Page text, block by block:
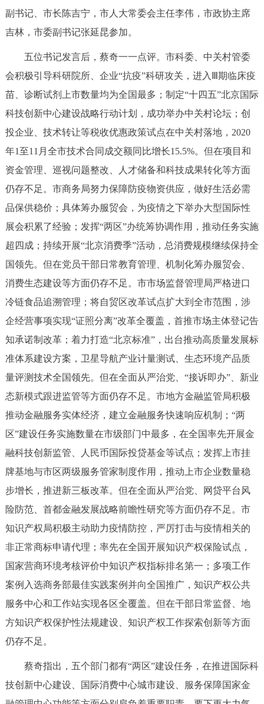
中介服务 阳光政务
12345网上接诉即办 我要咨询 我要建议
参与调查 在线访谈 图说互动
北京概况 十六区概览 人文北京
绿色北京 图说北京 视频北京
多语种
ENGLISH 한국어 日本語
DEUTSCH FRANÇAIS РУССКИЙ ЯЗЫК
ESPAÑOL العربية PORTUGUÊS
ITALIANO
回到顶部
副书记、市长陈吉宁，市人大常委会主任李伟，市政协主席
吉林，市委副书记张延昆参加。
五位书记发言后，蔡奇一一点评。市科委、中关村管委
会积极引导科研院所、企业“抗疫”科研攻关，进入Ⅲ期临床疫
苗、诊断试剂上市数量均为全国最多；制定“十四五”北京国际
科技创新中心建设战略行动计划，成功举办中关村论坛；创
投企业、技术转让等税收优惠政策试点在中关村落地，2020
年1至11月全市技术合同成交额同比增长15.5%。但在项目和
资金管理、巡视问题整改、人才储备和科技成果转化等方面
仍存不足。市商务局努力保障防疫物资供应，做好生活必需
品保供稳价；具体筹办服贸会，为疫情之下举办大型国际性
展会积累了经验；发挥“两区”办统筹协调作用，推动任务实施
超四成；持续开展“北京消费季”活动，总消费规模继续保持全
国领先。但在党员干部日常教育管理、机制化筹办服贸会、
消费生态建设等方面仍存不足。市市场监督管理局严格进口
冷链食品追溯管理；将自贸区改革试点扩大到全市范围，涉
企经营事项实现“证照分离”改革全覆盖，首推市场主体登记告
知承诺制改革；着力打造“北京标准”，出台推动高质量发展标
准体系建设方案，卫星导航产业计量测试、生态环境产品质
量评测技术全国领先。但在全面从严治党、“接诉即办”、新业
态新模式跟进监管等方面仍存不足。市地方金融监管局积极
推动金融服务实体经济，建立金融服务快速响应机制；“两
区”建设任务实施数量在市级部门中最多，在全国率先开展金
融科技创新监管、人民币国际投贷基金等试点；发挥上市挂
牌基地与市区两级服务管家制度作用，推动上市企业数量稳
步增长，推进新三板改革。但在全面从严治党、网贷平台风
险防范、首都金融发展战略前瞻性研究等方面仍存不足。市
知识产权局积极主动助力疫情防控，严厉打击与疫情相关的
非正常商标申请代理；率先在全国开展知识产权保险试点，
国家营商环境考核评价中知识产权指标排名第一；多项工作
案例入选商务部最佳实践案例并向全国推广，知识产权公共
服务中心和工作站实现各区全覆盖。但在干部日常监督、地
方知识产权保护性法规建设、知识产权工作探索创新等方面
仍存不足。
蔡奇指出，五个部门都有“两区”建设任务，在推进国际科
技创新中心建设、国际消费中心城市建设、服务保障国家金